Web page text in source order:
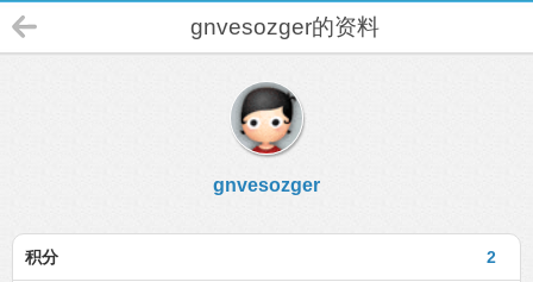
gnvesozger的资料
gnvesozger
2
积分